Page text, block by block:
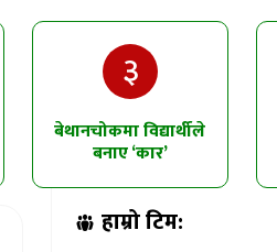
३
बेथानचोकमा विद्यार्थीले
बनाए ‘कार’
हाम्रो टिम: